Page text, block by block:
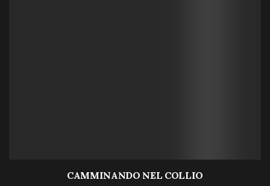
CAMMINANDO NEL COLLIO